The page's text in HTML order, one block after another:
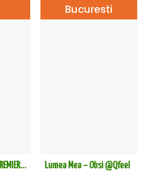
6 INIMI 3 GRESELI - PREMIERA - Ploiesti
Bucuresti
Lumea Mea – Obsi @Qfeel